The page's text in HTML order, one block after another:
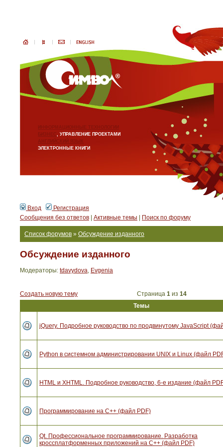
ИНФОРМАЦИОННЫЕ ТЕХНОЛОГИИ
БИЗНЕС, УПРАВЛЕНИЕ ПРОЕКТАМИ
АНГЛИЙСКИЙ ЯЗЫК
ЭЛЕКТРОННЫЕ КНИГИ
Вход
Регистрация
Сообщения без ответов
Активные темы Поиск по форуму
Список форумов » Обсуждение изданного
Обсуждение изданного
Модераторы: tdavydova, Evgenia
Создать новую тему Страница 1 из 14
Темы
jQuery. Подробное руководство по продвинутому JavaScript
Python в системном администрировании UNIX и Linux (файл
HTML и XHTML. Подробное руководство, 6-е издание (файл
Программирование на C++ (файл PDF)
Qt. Профессиональное программирование. Разработка
кроссплатформенных приложений на С++ (файл PDF)